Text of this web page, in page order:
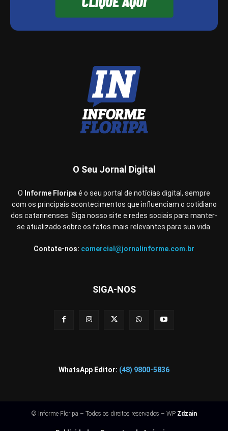
O Seu Jornal Digital
O Informe Floripaé o seu portal de notícias digital, sempre
com os principais acontecimentos que influenciam o cotidiano
dos catarinenses. Siga nosso site e redes sociais para manter-
se atualizado sobre os fatos mais relevantes para sua vida.
Contate-nos: comercial@jornalinforme.com.br
SIGA-NOS
WhatsApp Editor: (48) 9800-5836
© Informe Floripa – Todos os direitos reservados – WP Zdzain